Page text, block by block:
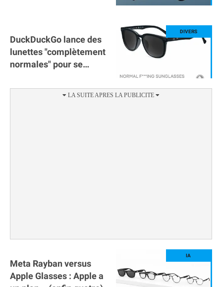
DuckDuckGo lance des
lunettes "complètement
normales" pour se
Ban
Meta Rayban versus
Apple Glasses : Apple a